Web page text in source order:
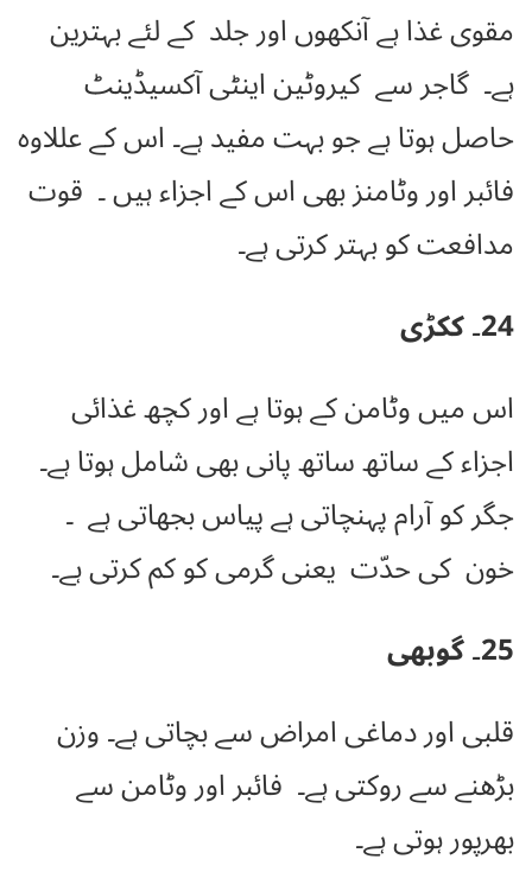
مقوی غذا ہے آنکھوں اور جلد کے لئے بہترین
ہے۔ گاجر سے کیروٹین اینٹی آکسیڈینٹ
حاصل ہوتا ہے جو بہت مفید ہے۔ اس کے عللاوہ
فائبر اور وٹامنز بھی اس کے اجزاء ہیں ۔ قوت
مدافعت کو بہتر کرتی ہے۔
24۔ ککڑی
اس میں وٹامن کے ہوتا ہے اور کچھ غذائی
اجزاء کے ساتھ ساتھ پانی بھی شامل ہوتا ہے۔
جگر کو آرام پہنچاتی ہے پیاس بجھاتی ہے ۔
خون کی حدّت یعنی گرمی کو کم کرتی ہے۔
25۔ گوبھی
قلبی اور دماغی امراض سے بچاتی ہے۔ وزن
بڑھنے سے روکتی ہے۔ فائبر اور وٹامن سے
بھرپور ہوتی ہے۔